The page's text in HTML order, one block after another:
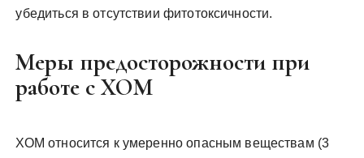
убедиться в отсутствии фитотоксичности.
Меры предосторожности при
работе с ХОМ
ХОМ относится к умеренно опасным веществам (3